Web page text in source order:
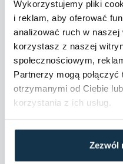
Wykorzystujemy pliki
i reklam, aby oferować
analizować ruch w
korzystasz z naszej
społecznościowym,
Partnerzy mogą
otrzymanymi od Ciebie
korzystania z ich usług.
Zezwól
Ogrodzenie:
Prąd:
Ujęcie wody: Miejska
Rodzaj ogrzewania: